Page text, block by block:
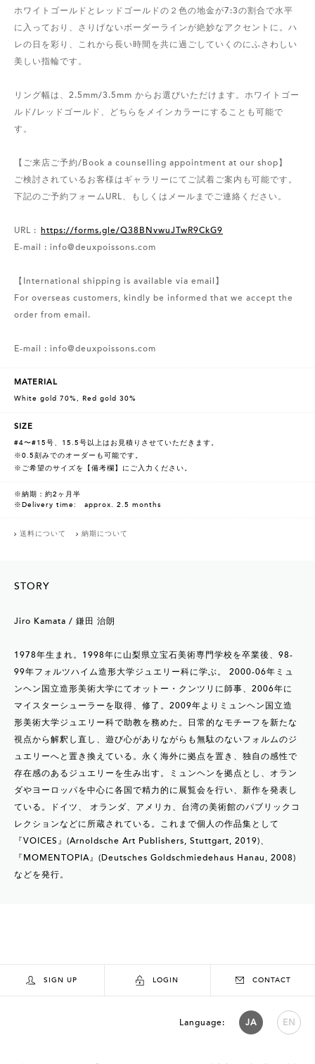
ホワイトゴールドとレッドゴールドの２色の地金が7:3の割合で水平
に入っており、さりげないボーダーラインが絶妙なアクセントに。ハ
レの日を彩り、これから長い時間を共に過ごしていくのにふさわしい
美しい指輪です。
リング幅は、2.5mm/3.5mm からお選びいただけます。ホワイトゴー
ルド/レッドゴールド、どちらをメインカラーにすることも可能で
す。
【ご来店ご予約/Book a counselling appointment at our shop】
ご検討されているお客様はギャラリーにてご試着ご案内も可能です。
下記のご予約フォームURL、もしくはメールまでご連絡ください。
URL : https://forms.gle/Q38BNvwuJTwR9CkG9
E-mail : info@deuxpoissons.com
【International shipping is available via email】
For overseas customers, kindly be informed that we accept the
order from email.
E-mail : info@deuxpoissons.com
MATERIAL
White gold 70%, Red gold 30%
SIZE
#4〜#15号、15.5号以上はお見積りさせていただきます。
※0.5刻みでのオーダーも可能です。
※ご希望のサイズを【備考欄】にご入力ください。
※納期：約2ヶ月半
※Delivery time: approx. 2.5 months
送料について 納期について
STORY
Jiro Kamata / 鎌田 治朗
1978年生まれ。1998年に山梨県立宝石美術専門学校を卒業後、98-
99年フォルツハイム造形大学ジュエリー科に学ぶ。 2000-06年ミュ
ンヘン国立造形美術大学にてオットー・クンツリに師事、2006年に
マイスターシューラーを取得、修了。2009年よりミュンヘン国立造
形美術大学ジュエリー科で助教を務めた。日常的なモチーフを新たな
視点から解釈し直し、遊び心がありながらも無駄のないフォルムのジ
ュエリーへと置き換えている。永く海外に拠点を置き、独自の感性で
存在感のあるジュエリーを生み出す。ミュンヘンを拠点とし、オラン
ダやヨーロッパを中心に各国で精力的に展覧会を行い、新作を発表し
ている。ドイツ、 オランダ、アメリカ、台湾の美術館のパブリックコ
レクションなどに所蔵されている。これまで個人の作品集として
『VOICES』(Arnoldsche Art Publishers, Stuttgart, 2019)、
『MOMENTOPIA』(Deutsches Goldschmiedehaus Hanau, 2008)
などを発行。
SIGN UP LOGIN CONTACT
Language: JA EN